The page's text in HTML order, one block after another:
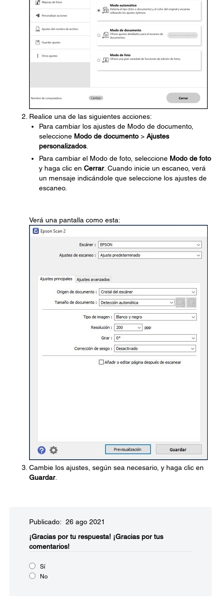
Realice una de las siguientes acciones:
Para cambiar los ajustes de Modo de documento,
seleccione Modo de documento > Ajustes
personalizados
Para cambiar el Modo de foto, seleccione Modo de foto
y haga clic en Cerrar. Cuando inicie un escaneo, verá
un mensaje indicándole que seleccione los ajustes de
escaneo.
Verá una pantalla como esta:
Cambie los ajustes, según sea necesario, y haga clic en
Guardar.
Publicado: 26 ago 2021
¡Gracias por tu respuesta! ¡Gracias por tus
comentarios!
Sí
No